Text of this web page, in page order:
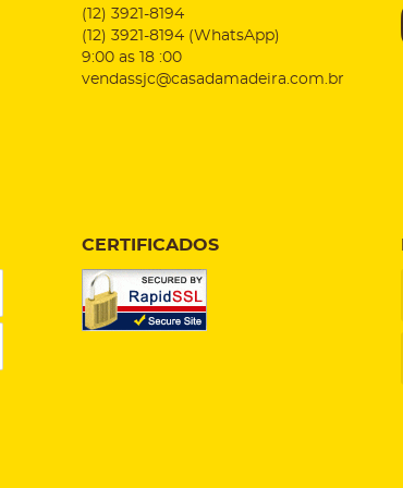
(12) 3921-8194
(12) 3921-8194 (WhatsApp)
9:00 as 18 :00
vendassjc@casadamadeira.com.br
CERTIFICADOS